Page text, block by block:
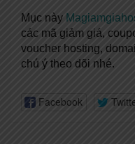
Mục này
các mã giảm giá,
voucher hosting,
chú ý theo dõi nhé.
Facebook